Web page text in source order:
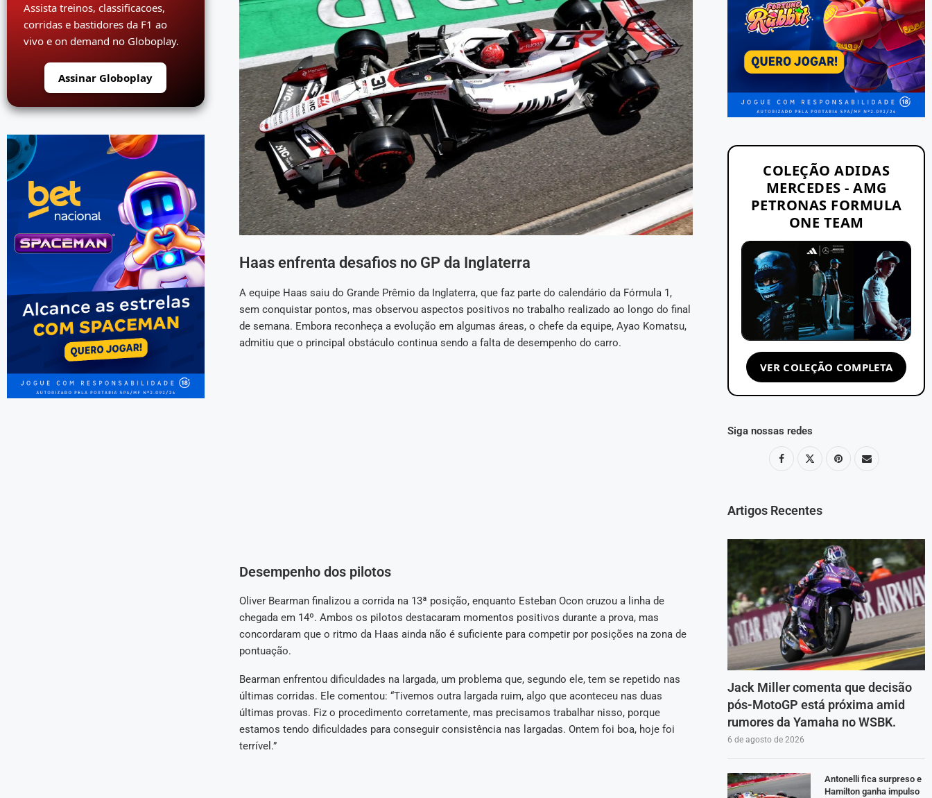
Haas enfrenta desafios no GP da Inglaterra
A equipe Haas saiu do Grande Prêmio da Inglaterra, que faz parte do calendário da Fórmula 1,
sem conquistar pontos, mas observou aspectos positivos no trabalho realizado ao longo do final
de semana. Embora reconheça a evolução em algumas áreas, o chefe da equipe, Ayao Komatsu,
admitiu que o principal obstáculo continua sendo a falta de desempenho do carro.
Desempenho dos pilotos
Oliver Bearman finalizou a corrida na 13ª posição, enquanto Esteban Ocon cruzou a linha de
chegada em 14º. Ambos os pilotos destacaram momentos positivos durante a prova, mas
concordaram que o ritmo da Haas ainda não é suficiente para competir por posições na zona de
pontuação.
Bearman enfrentou dificuldades na largada, um problema que, segundo ele, tem se repetido nas
últimas corridas. Ele comentou: “Tivemos outra largada ruim, algo que aconteceu nas duas
últimas provas. Fiz o procedimento corretamente, mas precisamos trabalhar nisso, porque
estamos tendo dificuldades para conseguir consistência nas largadas. Ontem foi boa, hoje foi
terrível.”
COLEÇÃO ADIDAS
MERCEDES - AMG
PETRONAS FORMULA
ONE TEAM
VER COLEÇÃO COMPLETA
Siga nossas redes
Artigos Recentes
Jack Miller comenta que decisão
pós-MotoGP está próxima amid
rumores da Yamaha no WSBK.
6 de agosto de 2026
Antonelli fica surpreso e
Hamilton ganha impulso
Assista treinos, classificacoes,
corridas e bastidores da F1 ao
vivo e on demand no Globoplay.
Assinar Globoplay